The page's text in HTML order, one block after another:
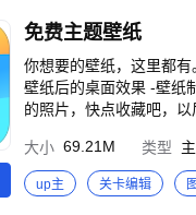
打卡-定制喝水提醒，养
忘； 倒数日-时刻提醒您
鱼神器-桌面上的摸鱼神器，可以在手机桌面玩的小
评支持我们，如有问题
免费主题壁纸
你想要的壁纸，这里都有。 -完美像素的高清壁纸，达到Retina视网膜屏的分辨率 -提供的预览模式，百分百还
壁纸后的桌面效果 -壁纸制作功能，有裁剪等功能，可以随意编辑自己喜欢的壁纸 -多种分类，总有一款适合你 -喜欢
大小 69.21M 类型
up主 关卡编辑